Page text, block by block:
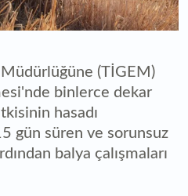
(TİGEM)
binlerce dekar
hasadı
gün süren ve sorunsuz
balya çalışmaları